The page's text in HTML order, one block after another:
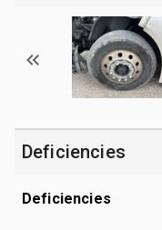
Deficiencies
Deficiencies